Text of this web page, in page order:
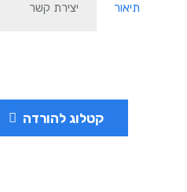
תיאור יצירת קשר
קטלוג להורדה